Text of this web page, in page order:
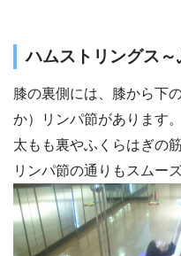
ハムストリングス
膝の裏側には、膝から下
か）リンパ節があります。
太もも裏やふくらはぎの
リンパ節の通りもスムー